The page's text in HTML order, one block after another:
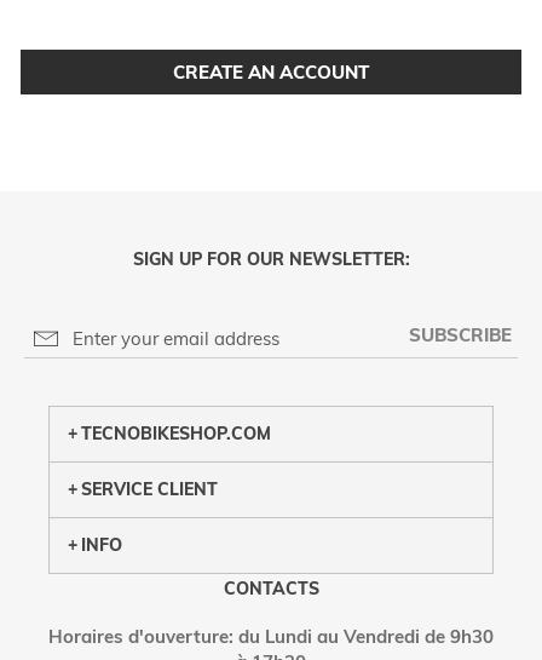
CREATE AN ACCOUNT
SIGN UP FOR OUR NEWSLETTER:
PRIVACY POLICY
SUBSCRIBE
TECNOBIKESHOP.COM
SERVICE CLIENT
INFO
CONTACTS
Horaires d'ouverture: du Lundi au Vendredi de 9h30